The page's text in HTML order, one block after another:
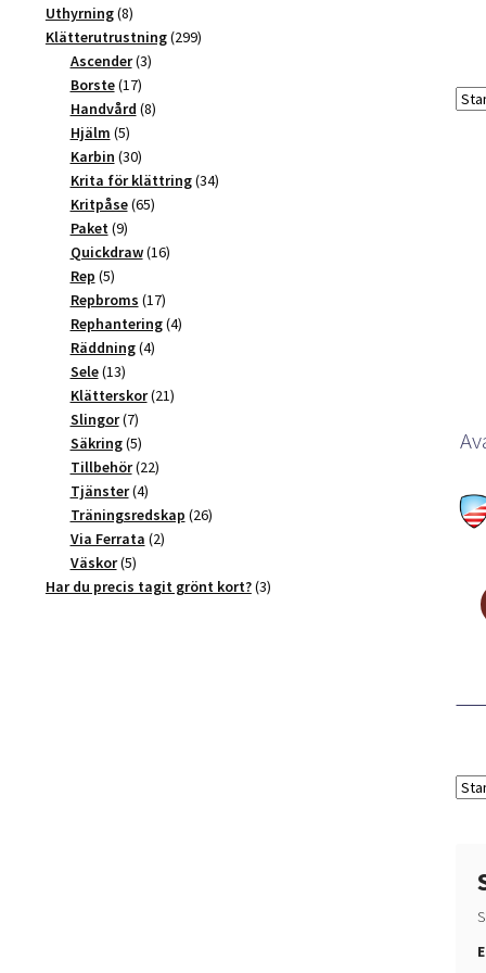
a
produkter
Uthyrning 88
produkter
Klätterutrustning 299299
Ascender 33
Borste 1717
produkter
Handvård 88
Hjälm 55
produkter
Karbin 3030
produkter
Krita för klättring 3434
Kritpåse 6565
Paket 99
produkter
Quickdraw 1616
Rep 55
produkter
Repbroms 1717
produkter
Rephantering 44
Räddning 44
Sele 1313
produkter
Klätterskor 2121
Slingor 77
produkter
Säkring 55
produkter
Tillbehör 2222
Tjänster 44
produkter
Träningsredskap 2626
Via Ferrata 22
Väskor 55
produkter
Har du precis tagit grönt kort? 33